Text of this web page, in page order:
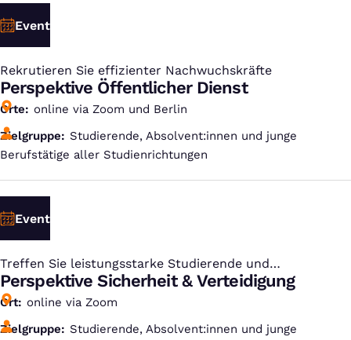
Event
Rekrutieren Sie effizienter Nachwuchskräfte
:
Perspektive Öffentlicher Dienst
Orte
online via Zoom und Berlin
Zielgruppe
Studierende, Absolvent:innen und junge
Berufstätige aller Studienrichtungen
Event
Treffen Sie leistungsstarke Studierende und
Absolvent:innen
:
Perspektive Sicherheit & Verteidigung
Ort
online via Zoom
Zielgruppe
Studierende, Absolvent:innen und junge